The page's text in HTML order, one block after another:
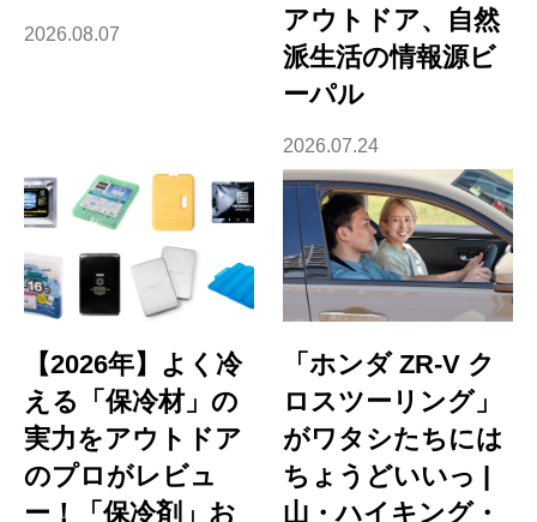
2026.08.07
アウトドア、自然
派生活の情報源ビ
ーパル
2026.07.24
【2026年】よく冷
える「保冷材」の
実力をアウトドア
のプロがレビュ
ー！「保冷剤」お
「ホンダ ZR-V ク
ロスツーリング」
がワタシたちには
ちょうどいいっ |
山・ハイキング・